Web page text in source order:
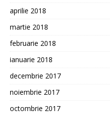
aprilie 2018
martie 2018
februarie 2018
ianuarie 2018
decembrie 2017
noiembrie 2017
octombrie 2017